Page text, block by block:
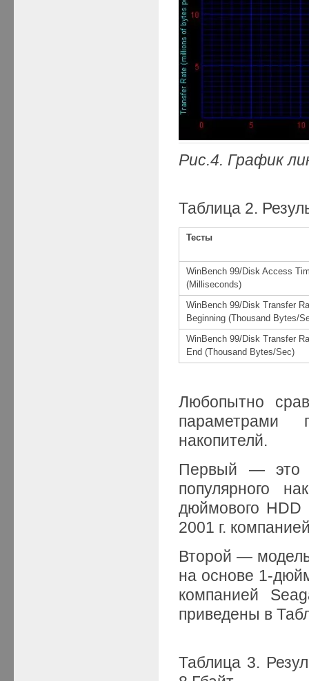
Рис.4. График
Таблица 2.
Тесты
WinBench 99/Disk Access
(Milliseconds)
WinBench 99/Disk Transfer
Beginning (Thousand Bytes/
WinBench 99/Disk Transfer
End (Thousand Bytes/Sec)
Любопытно
параметрами
накопителй.
Первый — это
популярного
дюймового
2001 г.
Второй —
на основе 1-
компанией
приведены в
Таблица 3.